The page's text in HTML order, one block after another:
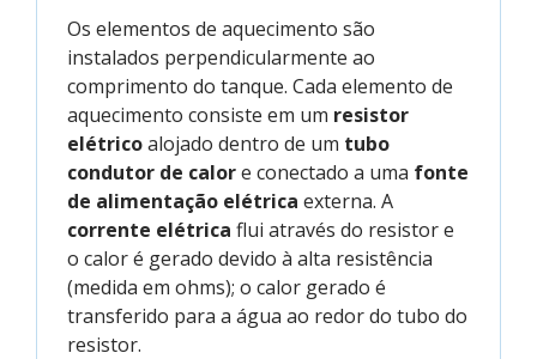
Os elementos de aquecimento são
instalados perpendicularmente ao
comprimento do tanque. Cada elemento de
aquecimento consiste em um resistor
elétricoalojado dentro de um tubo
condutor de calore conectado a uma fonte
de alimentação elétrica externa. A
corrente elétrica flui através do resistor e
o calor é gerado devido à alta resistência
(medida em ohms); o calor gerado é
transferido para a água ao redor do tubo do
resistor.